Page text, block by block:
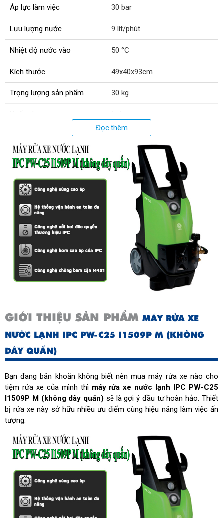
Áp lực làm việc 30 bar
Lưu lượng nước 9 lít/phút
Nhiệt độ nước vào 50 °C
Kích thước 49x40x93cm
Trọng lượng sản phẩm 30 kg
Đọc thêm
GIỚI THIỆU SẢN PHẨM MÁY RỬA XE
NƯỚC LẠNH IPC PW-C25 I1509P M (KHÔNG
DÂY QUẤN)
Bạn đang băn khoăn không biết nên mua máy rửa xe nào cho
tiệm rửa xe của mình thì máy rửa xe nước lạnh IPC PW-C25
I1509P M (không dây quấn) sẽ là gợi ý đầu tư hoàn hảo. Thiết
bị rửa xe này sở hữu nhiều ưu điểm cùng hiệu năng làm việc ấn
tượng.